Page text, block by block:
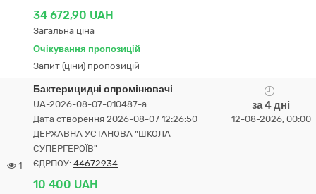
34 672,90 UAH
Загальна ціна
Очікування пропозицій
Запит (ціни) пропозицій
1
Бактерицидні опромінювачі
UA-2026-08-07-010487-a
Дата створення 2026-08-07 12:26:50
ДЕРЖАВНА УСТАНОВА "ШКОЛА
СУПЕРГЕРОЇВ"
ЄДРПОУ: 44672934
10 400 UAH
за 4 дні
12-08-2026, 00:00